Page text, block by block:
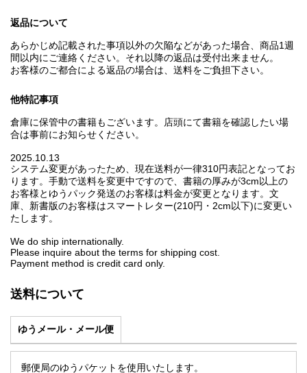
返品について
あらかじめ記載された事項以外の欠陥などがあった場合、商品1週
間以内にご連絡ください。それ以降の返品は受付出来ません。
お客様のご都合による返品の場合は、送料をご負担下さい。
他特記事項
倉庫に保管中の書籍もございます。店頭にて書籍を確認したい場
合は事前にお知らせください。
2025.10.13
システム変更があったため、現在送料が一律310円表記となってお
ります。手動で送料を変更中ですので、書籍の厚みが3cm以上の
お客様とゆうパック発送のお客様は料金が変更となります。文
庫、新書版のお客様はスマートレター(210円・2cm以下)に変更い
たします。
We do ship internationally.
Please inquire about the terms for shipping cost.
Payment method is credit card only.
送料について
ゆうメール・メール便
郵便局のゆうパケットを使用いたします。